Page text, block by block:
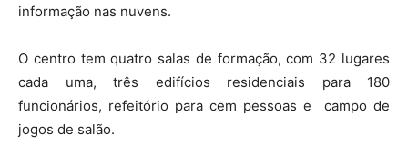
informação nas nuvens.
O centro tem quatro salas de formação, com 32 lugares
cada uma, três edifícios residenciais para 180
funcionários, refeitório para cem pessoas e campo de
jogos de salão.